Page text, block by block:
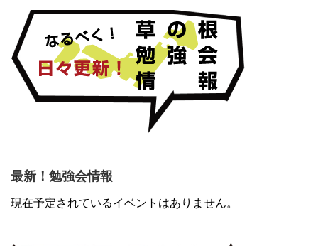
最新！勉強会情報
現在予定されているイベントはありません。